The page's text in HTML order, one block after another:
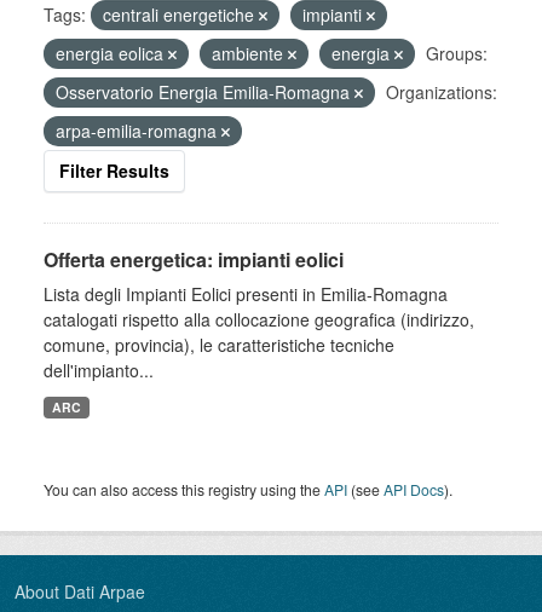
Tags: centrali energetiche
impianti
energia eolica
ambiente energia
Groups:
Osservatorio Energia Emilia-Romagna
Organizations:
arpa-emilia-romagna
Filter Results
Offerta energetica: impianti eolici
Lista degli Impianti Eolici presenti in Emilia-Romagna
catalogati rispetto alla collocazione geografica (indirizzo,
comune, provincia), le caratteristiche tecniche
dell'impianto...
ARC
You can also access this registry using theAPI (seeAPI Docs).
About Dati Arpae